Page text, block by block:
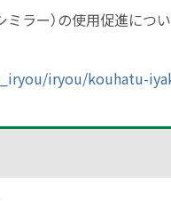
ミラー）の使用促進につ
iryou/kouhatu-